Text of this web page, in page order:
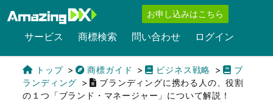
お申し込みはこちら
サービス 商標検索 問い合わせ ログイン
トップ 商標ガイド ビジネス戦略
ブ
ランディング
ブランディングに携わる人の、役割
の１つ「ブランド・マネージャー」について解説！